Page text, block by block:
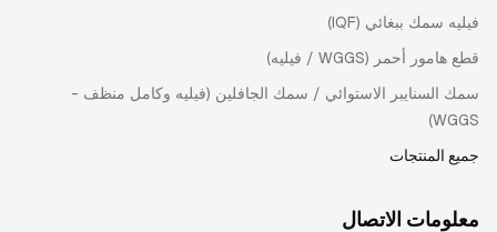
فيليه سمك ببغائي (IQF)
قطع هامور أحمر (WGGS / فيليه)
سمك السنايبر الاستوائي / سمك الجافلين (فيليه وكامل منظف -
WGGS)
جميع المنتجات
معلومات الاتصال